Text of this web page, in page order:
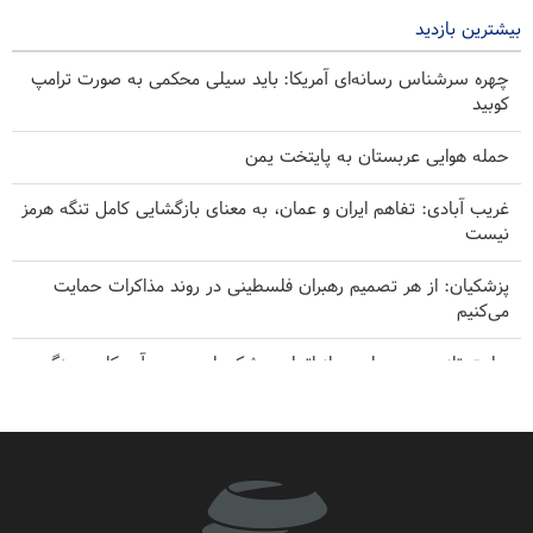
بیشترین بازدید
چهره سرشناس رسانه‌ای آمریکا: باید سیلی محکمی به صورت ترامپ
کوبید
حمله هوایی عربستان به پایتخت یمن
غریب آبادی: تفاهم ایران و عمان، به معنای بازگشایی کامل تنگه هرمز
نیست
پزشکیان: از هر تصمیم رهبران فلسطینی در روند مذاکرات حمایت
می‌کنیم
روایت تازه «سی‌بی‌اس» از اتمام موشک‌های دوربرد آمریکا در جنگ